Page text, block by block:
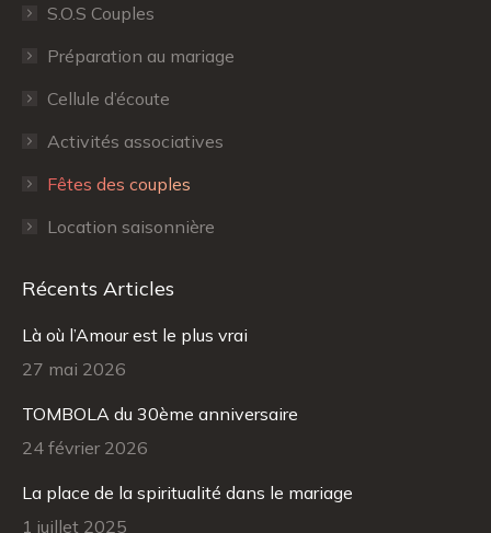
window
window
S.O.S Couples
Préparation au mariage
Cellule d’écoute
Activités associatives
Fêtes des couples
Location saisonnière
Récents Articles
Là où l’Amour est le plus vrai
27 mai 2026
TOMBOLA du 30ème anniversaire
24 février 2026
La place de la spiritualité dans le mariage
1 juillet 2025